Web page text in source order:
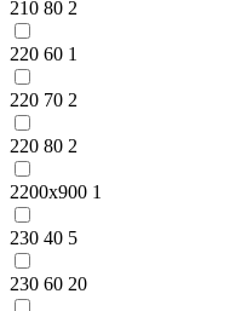
210 80 2
220 60 1
220 70 2
220 80 2
2200x900 1
230 40 5
230 60 20